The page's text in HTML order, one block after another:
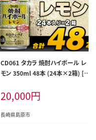
CD061 タカラ 焼酎ハイボール レ
モン 350ml 48本 (24本×2箱) [
チューハイ ハイボール れもん 檸
檬 7% 人気 おすすめ ギフト プレゼ
ント ご自宅用 日常使い 普段使い
20,000円
長崎県島原市